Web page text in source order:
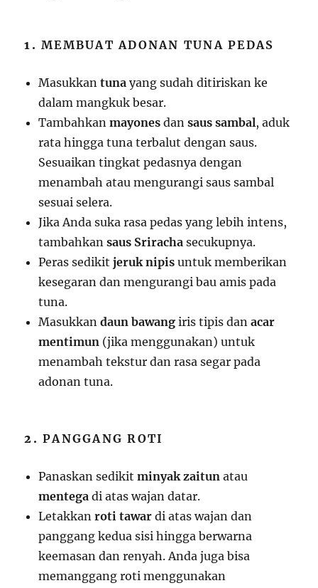
1.MEMBUAT ADONAN TUNA PEDAS
Masukkantuna yang sudah ditiriskan ke
dalam mangkuk besar.
Tambahkanmayones dansaus sambal, aduk
rata hingga tuna terbalut dengan saus.
Sesuaikan tingkat pedasnya dengan
menambah atau mengurangi saus sambal
sesuai selera.
Jika Anda suka rasa pedas yang lebih intens,
tambahkansaus Sriracha secukupnya.
Peras sedikitjeruk nipis untuk memberikan
kesegaran dan mengurangi bau amis pada
tuna.
Masukkandaun bawang iris tipis danacar
mentimun (jika menggunakan) untuk
menambah tekstur dan rasa segar pada
adonan tuna.
2.PANGGANG ROTI
Panaskan sedikitminyak zaitun atau
mentega di atas wajan datar.
Letakkanroti tawar di atas wajan dan
panggang kedua sisi hingga berwarna
keemasan dan renyah. Anda juga bisa
memanggang roti menggunakan